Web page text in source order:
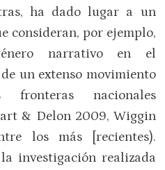
ha dado lugar a un
consideran, por ejemplo,
narrativo en el
un extenso movimiento
nacionales
& Delon 2009, Wiggin
los más [recientes).
investigación realizada